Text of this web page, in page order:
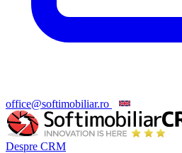
office@softimobiliar.ro
Despre CRM